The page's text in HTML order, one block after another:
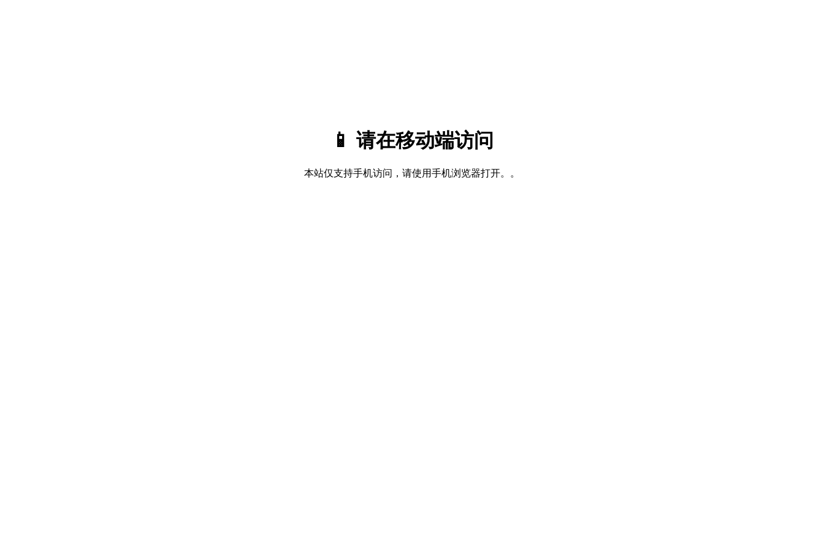
📱 请在移动端访问
本站仅支持手机访问，请使用手机浏览器打开。。